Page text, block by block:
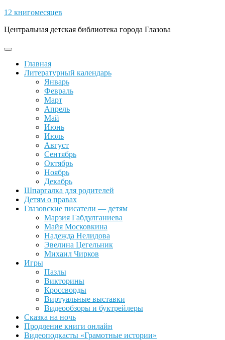
Skip
content
12 книгомесяцев
Центральная детская библиотека города Глазова
Open
ButtonГлавная
Литературный календарь
Январь
Февраль
Март
Апрель
Май
Июнь
Июль
Август
Сентябрь
Октябрь
Ноябрь
Декабрь
Шпаргалка для родителей
Детям о правах
Глазовские писатели — детям
Марзия Габдулганиева
Майя Московкина
Надежда Нелидова
Эвелина Цегельник
Михаил Чирков
Игры
Пазлы
Викторины
Кроссворды
Виртуальные выставки
Видеообзоры и буктрейлеры
Сказка на ночь
Продление книги онлайн
Видеоподкасты «Грамотные истории»